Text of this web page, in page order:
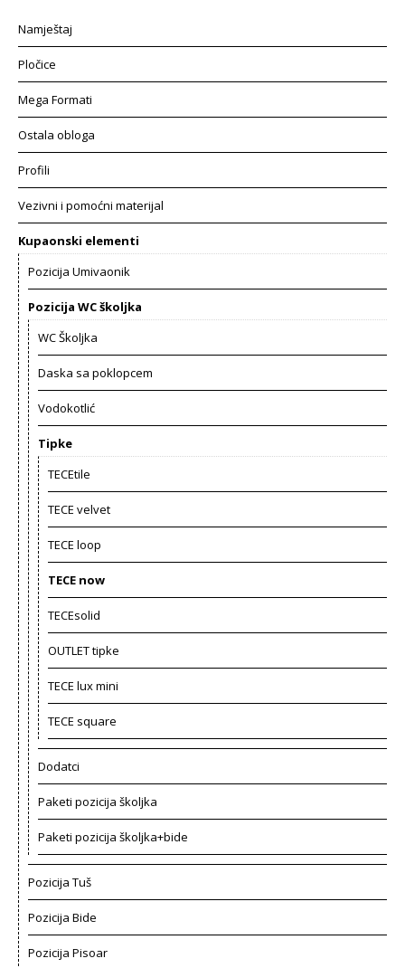
Namještaj
Pločice
Mega Formati
Ostala obloga
Profili
Vezivni i pomoćni materijal
Kupaonski elementi
Pozicija Umivaonik
Pozicija WC školjka
WC Školjka
Daska sa poklopcem
Vodokotlić
Tipke
TECEtile
TECE velvet
TECE loop
TECE now
TECEsolid
OUTLET tipke
TECE lux mini
TECE square
Dodatci
Paketi pozicija školjka
Paketi pozicija školjka+bide
Pozicija Tuš
Pozicija Bide
Pozicija Pisoar